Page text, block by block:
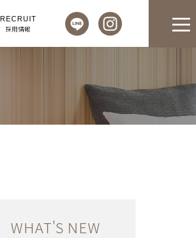
RECRUIT
採用情報
WHAT'S NEW